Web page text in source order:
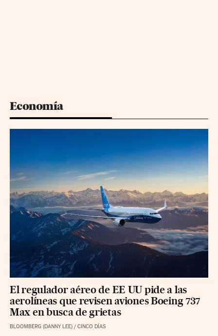
Economía
El regulador aéreo de EE UU pide a las
aerolíneas que revisen aviones Boeing 737
Max en busca de grietas
BLOOMBERG (DANNY LEE) / CINCO DÍAS